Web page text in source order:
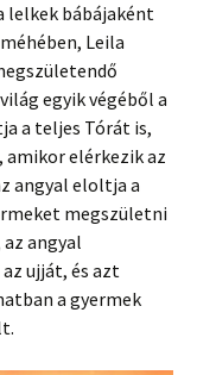
lelkek bábájaként
Leila
egyik végéből a
a teljes Tórát is,
elérkezik az
angyal eloltja a
megszületni
angyal
ujját, és azt
a gyermek